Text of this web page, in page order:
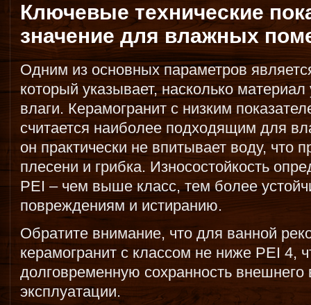
Ключевые технические
значение для влажных
Одним из основных параметров
который указывает, насколько
влаги. Керамогранит с низким
считается наиболее подходящим для
он практически не впитывает воду, что
плесени и грибка. Износостойкость
PEI – чем выше класс, тем более
повреждениям и истиранию.
Обратите внимание, что для ванной
керамогранит с классом не ниже PEI 4,
долговременную сохранность
эксплуатации.